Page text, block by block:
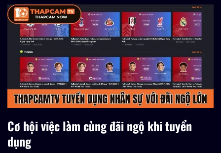
Cơ hội việc làm cùng đãi ngộ khi tuyển
dụng